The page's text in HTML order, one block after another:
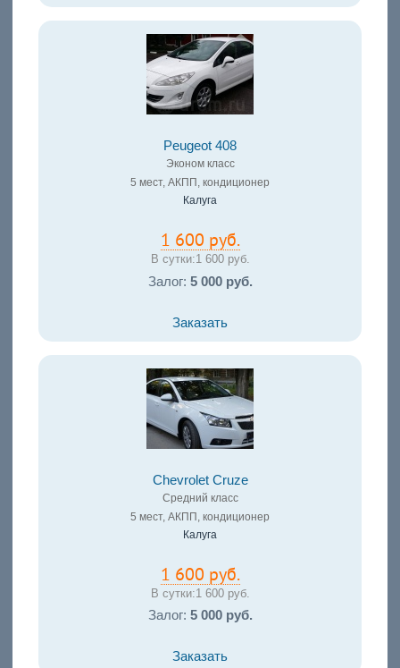
Peugeot 408
Эконом класс
5 мест, АКПП, кондиционер
Калуга
1 600 руб.
В сутки:1 600 руб.
Залог: 5 000 руб.
Заказать
Chevrolet Cruze
Средний класс
5 мест, АКПП, кондиционер
Калуга
1 600 руб.
В сутки:1 600 руб.
Залог: 5 000 руб.
Заказать